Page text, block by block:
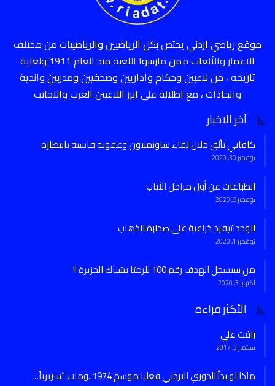
موقع رياضي اردني يختص بكل الرياضيين والرياضييات من مختلف
الاعمار والألعاب ممن مارسوا اللعبة منذ العام 1911 ولغاية
تاريخه ، من لاعبين وحكام واداريين وصحفيين ومدربين واندية
واتحادات ، مع اطلالة على ابرز اللاعبين العرب والاجانب
آخر الاخبار
كافاني تألق خلال لقاء ساوثمبتون وعقوبة قاسية بانتظاره
نوفمبر 30, 2020
انطباعات عن أول مراحل الأياب
نوفمبر 8, 2020
الوحداتيفرد ذراعية على صدارة الذهاب
نوفمبر 1, 2020
من سيسجل الهدف رقم 100 للرمثا بشباك الجزيرة !!
أكتوبر 3, 2020
الأكثر قراءة
رافت علي
سبتمبر 3, 2017
ماذا لو بدأ الدوري الاردني فعليا موسم 1974..ومات “سريرياً…